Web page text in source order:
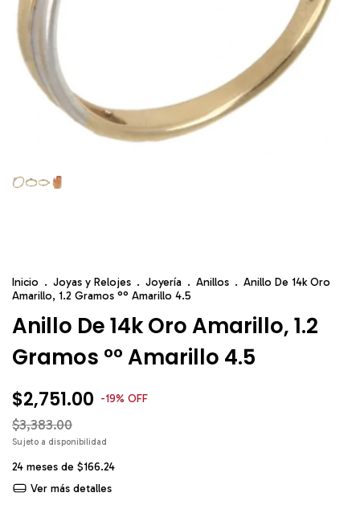
Inicio . Joyas y Relojes . Joyería . Anillos . Anillo De 14k Oro
Amarillo, 1.2 Gramos °° Amarillo 4.5
Anillo De 14k Oro Amarillo, 1.2
Gramos °° Amarillo 4.5
$2,751.00 -19% OFF
$3,383.00
24 meses de $166.24
Ver más detalles